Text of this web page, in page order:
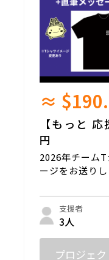
≈
【もっと
円
2026年チーム
ージをお送りし
支援者
3人
プロジェ